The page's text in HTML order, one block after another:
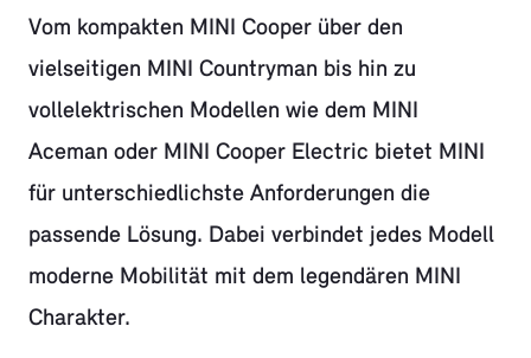
Vom kompakten MINI Cooper über den
vielseitigen MINI Countryman bis hin zu
vollelektrischen Modellen wie dem MINI
Aceman oder MINI Cooper Electric bietet MINI
für unterschiedlichste Anforderungen die
passende Lösung. Dabei verbindet jedes Modell
moderne Mobilität mit dem legendären MINI
Charakter.